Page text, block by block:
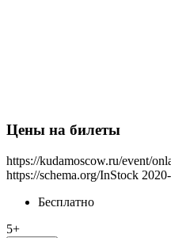
Цены на билеты
https://kudamoscow.ru/event/
https://schema.org/InStock
Бесплатно
5+